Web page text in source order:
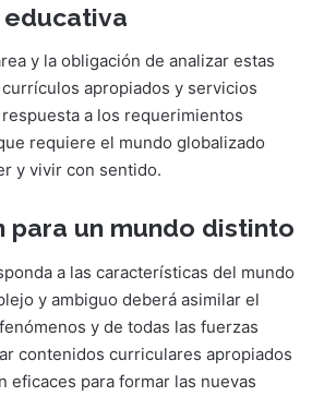
y la obligación de analizar estas
apropiados y servicios
a los requerimientos
requiere el mundo globalizado
y vivir con sentido.
para un mundo distinto
a las características del mundo
y ambiguo deberá asimilar el
y de todas las fuerzas
contenidos curriculares apropiados
eficaces para formar las nuevas